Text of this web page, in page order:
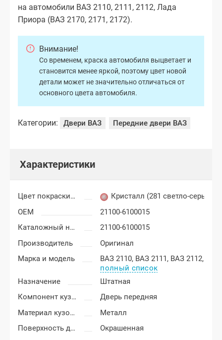
на автомобили ВАЗ 2110, 2111, 2112, Лада
Приора (ВАЗ 2170, 2171, 2172).
Внимание!
Со временем, краска автомобиля выцветает и
становится менее яркой, поэтому цвет новой
детали может не значительно отличаться от
основного цвета автомобиля.
Категории: Двери ВАЗ Передние двери ВАЗ
Характеристики
Цвет покраски Лада Приора
Кристалл (281 светло-серый)
OEM
21100-6100015
Каталожный номер
21100-6100015
Производитель
Оригинал
Марка и модель
ВАЗ 2110, ВАЗ 2111, ВАЗ 2112,
полный список
Назначение
Штатная
Компонент кузова
Дверь передняя
Материал кузовных деталей
Металл
Поверхность двери
Окрашенная